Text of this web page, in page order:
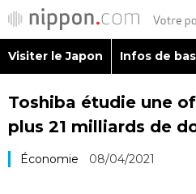
Visiter le Japon
Visiter le Japon Infos de
Toshiba étudie une
plus 21 milliards de
Économie 08/04/2021